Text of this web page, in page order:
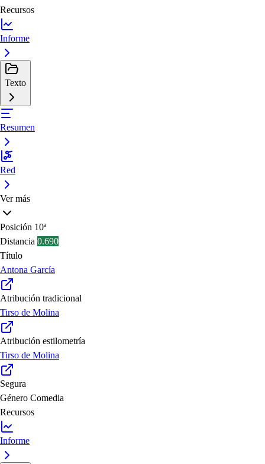
Recursos
Informe
Texto
Resumen
Red
Ver más
Posición 10ª
Distancia 0.690
Título
Antona García
Atribución tradicional
Tirso de Molina
Atribución estilometría
Tirso de Molina
Segura
Género Comedia
Recursos
Informe